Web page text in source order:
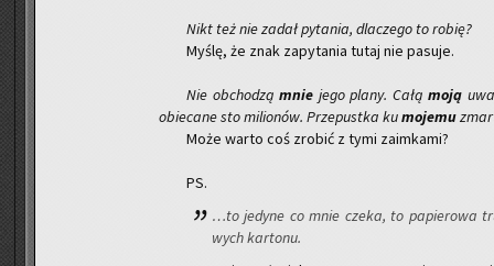
Nikt też nie zadał py­ta­nia, dla­cze­go to robię?
Myślę, że znak za­py­ta­nia tutaj nie pa­su­je.
Nie ob­cho­dząmnie jego plany. Całąmoją
obie­ca­ne sto mi­lio­nów. Prze­pust­ka kumo­je­mu
Może warto coś zro­bić z tymi za­im­ka­mi?
PS.
…to je­dy­ne co mnie czeka, to pa­pie­ro­wa
wych kar­to­nu.